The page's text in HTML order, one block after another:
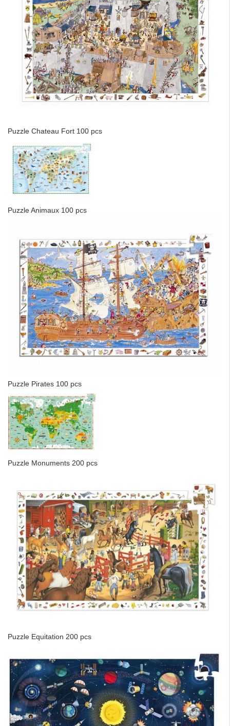
Puzzle Chateau Fort 100 pcs
Puzzle Animaux 100 pcs
Puzzle Pirates 100 pcs
Puzzle Monuments 200 pcs
Puzzle Equitation 200 pcs